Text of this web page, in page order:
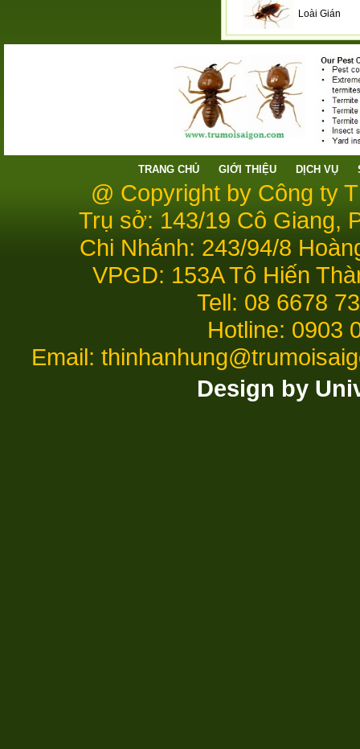
Loài Gián
TRANG CHỦ GIỚI THIỆU DỊCH VỤ
@ Copyright by Công ty
Trụ sở: 143/19 Cô Giang,
Chi Nhánh: 243/94/8
VPGD: 153A Tô Hiến
Tell: 08 6678
Hotline: 0903
Email:
Design by